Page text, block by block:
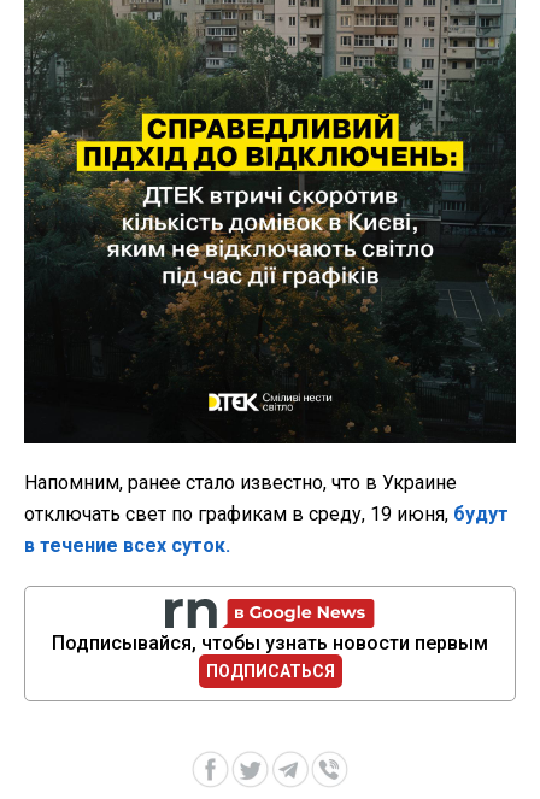
Напомним, ранее стало известно, что в Украине
отключать свет по графикам в среду, 19 июня, будут
в течение всех суток.
Подписывайся, чтобы узнать новости первым
ПОДПИСАТЬСЯ